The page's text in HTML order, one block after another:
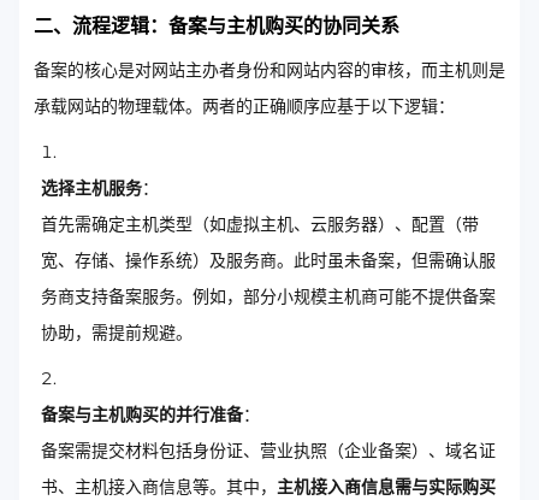
二、流程逻辑：备案与主机购买的协同关系
备案的核心是对网站主办者身份和网站内容的审核，而主机则是
承载网站的物理载体。两者的正确顺序应基于以下逻辑：
选择主机服务：
首先需确定主机类型（如虚拟主机、云服务器）、配置（带
宽、存储、操作系统）及服务商。此时虽未备案，但需确认服
务商支持备案服务。例如，部分小规模主机商可能不提供备案
协助，需提前规避。
备案与主机购买的并行准备：
备案需提交材料包括身份证、营业执照（企业备案）、域名证
书、主机接入商信息等。其中， 主机接入商信息需与实际购买